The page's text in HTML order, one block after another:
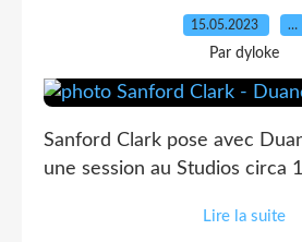
15.05.2023 …
Par dyloke
Sanford Clark pose avec
une session au Studios circa
Lire la suite